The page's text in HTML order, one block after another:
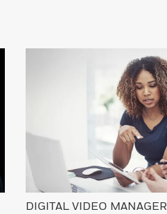
DIGITAL VIDEO MANAGER